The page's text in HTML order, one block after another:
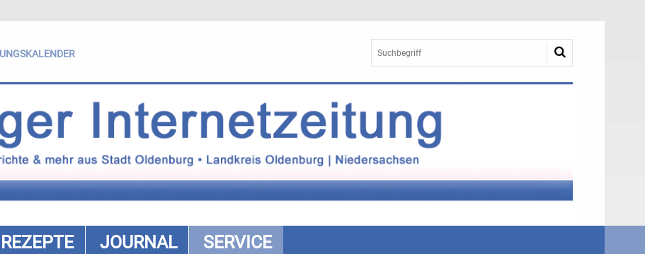
REZEPTE JOURNAL SERVICE